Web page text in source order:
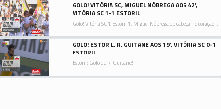
GOLO! VITÓRIA SC, MIGUEL NÓBREGA AOS 42',
VITÓRIA SC 1-1 ESTORIL
Golo! Vitória SC 1, Estoril 1. Miguel Nóbrega de cabeça no coração da área ao lado inferior direito da baliza. Assistência de Nuno Santos depois de um livre.
GOLO! ESTORIL, R. GUITANE AOS 19', VITÓRIA SC 0-1
ESTORIL
Estoril: Golo de R. Guitane!